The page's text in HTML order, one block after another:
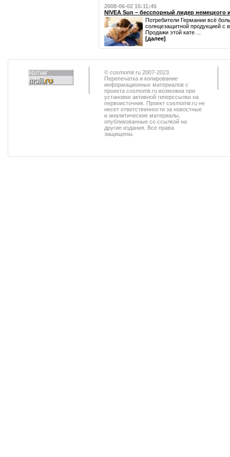
2008-06-02 15:11:45
NIVEA Sun – бесспорный лидер немецкого
Потребители Германии всё
солнцезащитной продукцией с
Продажи этой кате ...
[далее]
© cosmomir.ru 2007-2023.
Перепечатка и копирование
информационных материалов с
проекта cosmomir.ru возможна при
установке активной гиперссылки на
первоисточник. Проект cosmomir.ru не
несет ответственности за новостные
и аналитические материалы,
опубликованные со ссылкой на
другие издания. Все права
защищены.